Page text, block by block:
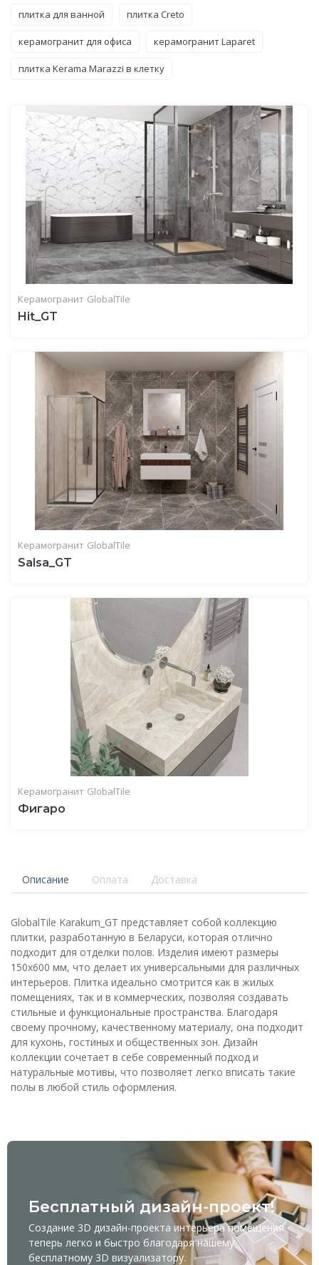
плитка для ванной плитка Creto
керамогранит для офиса керамогранит Laparet
плитка Kerama Marazzi в клетку
Керамогранит GlobalTile
Hit_GT
Керамогранит GlobalTile
Salsa_GT
Керамогранит GlobalTile
Фигаро
Описание Оплата Доставка
GlobalTile Karakum_GT представляет собой коллекцию
плитки, разработанную в Беларуси, которая отлично
подходит для отделки полов. Изделия имеют размеры
150x600 мм, что делает их универсальными для различных
интерьеров. Плитка идеально смотрится как в жилых
помещениях, так и в коммерческих, позволяя создавать
стильные и функциональные пространства. Благодаря
своему прочному, качественному материалу, она подходит
для кухонь, гостиных и общественных зон. Дизайн
коллекции сочетает в себе современный подход и
натуральные мотивы, что позволяет легко вписать такие
полы в любой стиль оформления.
Бесплатный дизайн-проект!
Создание 3D дизайн-проекта интерьера помещения
теперь легко и быстро благодаря нашему
бесплатному 3D визуализатору.